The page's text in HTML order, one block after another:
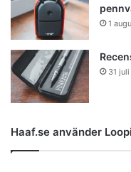
1
31
Haaf.se använder